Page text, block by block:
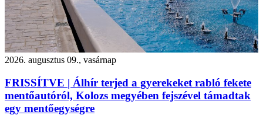
2026. augusztus 09., vasárnap
FRISSÍTVE | Álhír terjed a gyerekeket rabló fekete
mentőautóról, Kolozs megyében fejszével támadtak
egy mentőegységre